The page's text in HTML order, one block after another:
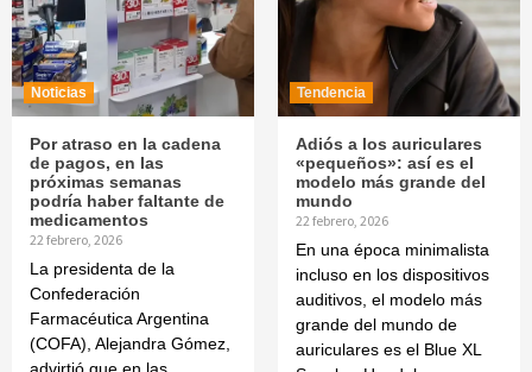
Noticias
Por atraso en la cadena
de pagos, en las
próximas semanas
podría haber faltante de
medicamentos
22 febrero, 2026
La presidenta de la
Confederación
Farmacéutica Argentina
(COFA), Alejandra Gómez,
advirtió que en las
Tendencia
Adiós a los auriculares
«pequeños»: así es el
modelo más grande del
mundo
22 febrero, 2026
En una época minimalista
incluso en los dispositivos
auditivos, el modelo más
grande del mundo de
auriculares es el Blue XL